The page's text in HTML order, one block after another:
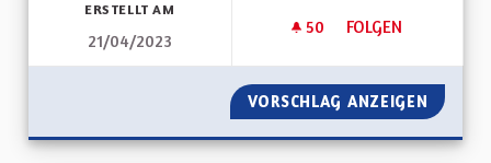
ERSTELLT AM
21/04/2023
50 50 FOLLOWER
FOLGEN
AU MOINS 1 BUS
VORSCHLAG ANZEIGEN AU